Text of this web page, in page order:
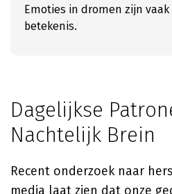
Emoties in dromen zijn
betekenis.
Dagelijkse
Nachtelijk Brein
Recent onderzoek naar
media laat zien dat onze